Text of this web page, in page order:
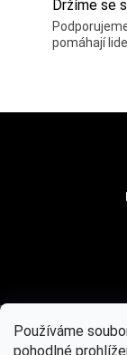
Používáme
pohodlné
Držíme se
pomáhají
Instagram